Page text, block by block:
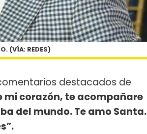
(VÍA: REDES)
destacados de
mi corazón, te acompañare
del mundo. Te amo Santa.